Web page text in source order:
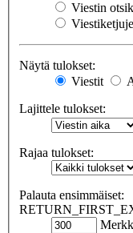
Viestin
Näytä tulokset:
Viestit
Lajittele tulokset:
Rajaa tulokset:
Palauta ensimmäiset: